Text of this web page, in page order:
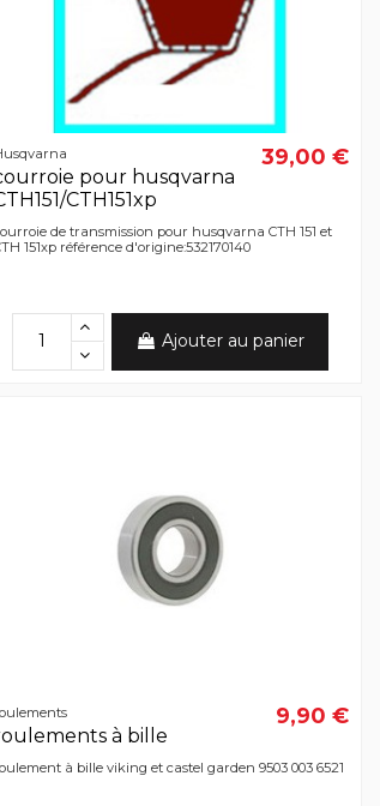
pour husqvarna
CTH151xp
39,00 €
de transmission pour husqvarna CTH 151 et
151xp référence d'origine:532170140
Ajouter au panier
à bille
9,90 €
à bille viking et castel garden 9503 003 6521